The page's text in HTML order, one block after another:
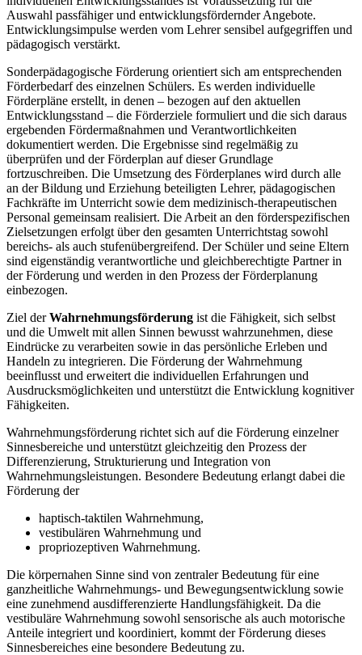
Auswahl passfähiger und entwicklungsfördernder Angebote.
Entwicklungsimpulse werden vom Lehrer sensibel aufgegriffen und
pädagogisch verstärkt.
Sonderpädagogische Förderung orientiert sich am entsprechenden
Förderbedarf des einzelnen Schülers. Es werden individuelle
Förderpläne erstellt, in denen – bezogen auf den aktuellen
Entwicklungsstand – die Förderziele formuliert und die sich daraus
ergebenden Fördermaßnahmen und Verantwortlichkeiten
dokumentiert werden. Die Ergebnisse sind regelmäßig zu
überprüfen und der Förderplan auf dieser Grundlage
fortzuschreiben. Die Umsetzung des Förderplanes wird durch alle
an der Bildung und Erziehung beteiligten Lehrer, pädagogischen
Fachkräfte im Unterricht sowie dem medizinisch-therapeutischen
Personal gemeinsam realisiert. Die Arbeit an den förderspezifischen
Zielsetzungen erfolgt über den gesamten Unterrichtstag sowohl
bereichs- als auch stufenübergreifend. Der Schüler und seine Eltern
sind eigenständig verantwortliche und gleichberechtigte Partner in
der Förderung und werden in den Prozess der Förderplanung
einbezogen.
Ziel derWahrnehmungsförderung ist die Fähigkeit, sich selbst
und die Umwelt mit allen Sinnen bewusst wahrzunehmen, diese
Eindrücke zu verarbeiten sowie in das persönliche Erleben und
Handeln zu integrieren. Die Förderung der Wahrnehmung
beeinflusst und erweitert die individuellen Erfahrungen und
Ausdrucksmöglichkeiten und unterstützt die Entwicklung kognitiver
Fähigkeiten.
Wahrnehmungsförderung richtet sich auf die Förderung einzelner
Sinnesbereiche und unterstützt gleichzeitig den Prozess der
Differenzierung, Strukturierung und Integration von
Wahrnehmungsleistungen. Besondere Bedeutung erlangt dabei die
Förderung der
haptisch-taktilen Wahrnehmung,
vestibulären Wahrnehmung und
propriozeptiven Wahrnehmung.
Die körpernahen Sinne sind von zentraler Bedeutung für eine
ganzheitliche Wahrnehmungs- und Bewegungsentwicklung sowie
eine zunehmend ausdifferenzierte Handlungsfähigkeit. Da die
vestibuläre Wahrnehmung sowohl sensorische als auch motorische
Anteile integriert und koordiniert, kommt der Förderung dieses
Sinnesbereiches eine besondere Bedeutung zu.